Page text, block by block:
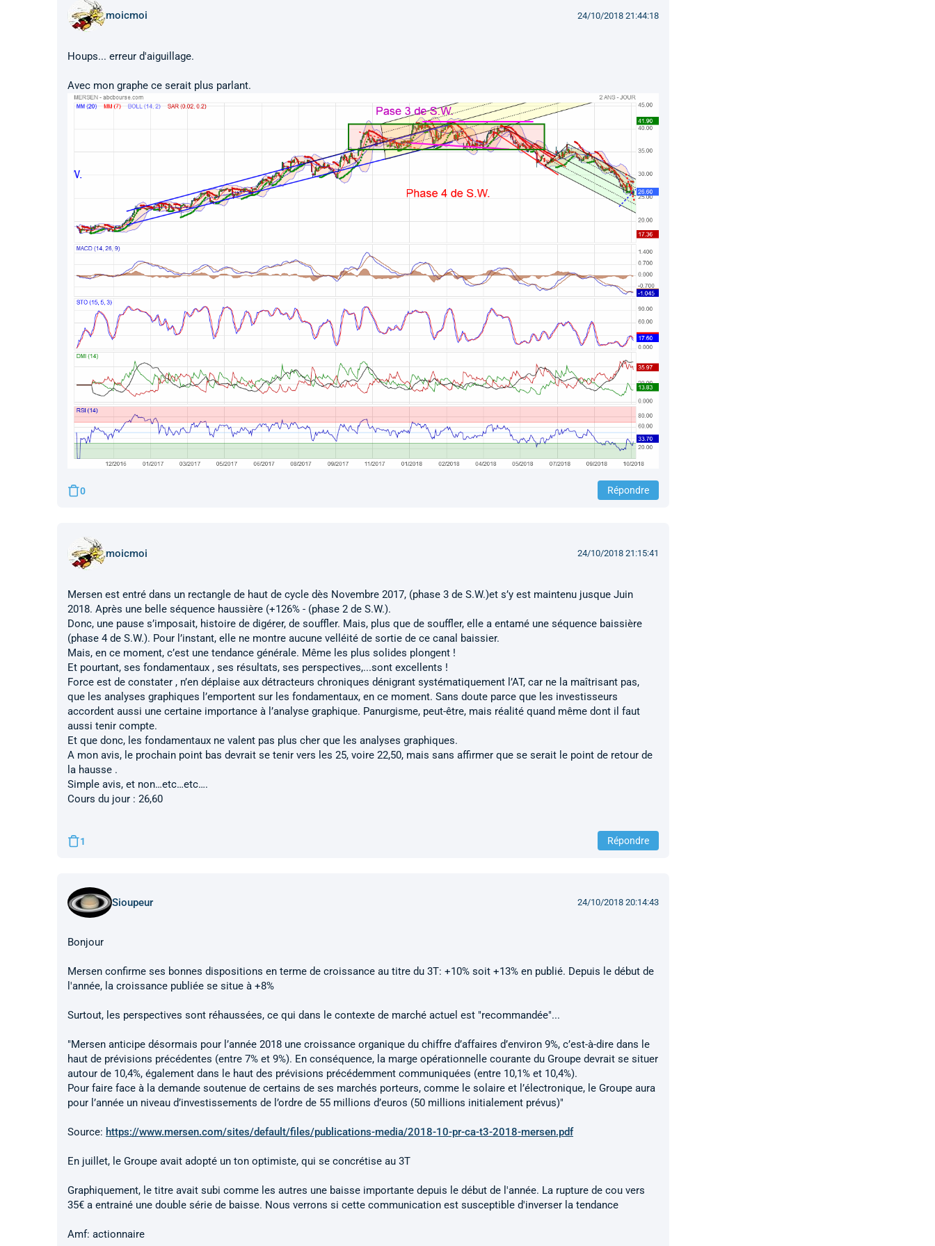
moicmoi 24/10/2018 21:44:18
Houps... erreur d'aiguillage.
Avec mon graphe ce serait plus parlant.
0 Répondre
moicmoi 24/10/2018 21:15:41
Mersen est entré dans un rectangle de haut de cycle dès Novembre 2017, (phase 3 de S.W.)et s’y est maintenu jusque Juin
2018. Après une belle séquence haussière (+126% - (phase 2 de S.W.).
Donc, une pause s’imposait, histoire de digérer, de souffler. Mais, plus que de souffler, elle a entamé une séquence baissière
(phase 4 de S.W.). Pour l’instant, elle ne montre aucune velléité de sortie de ce canal baissier.
Mais, en ce moment, c’est une tendance générale. Même les plus solides plongent !
Et pourtant, ses fondamentaux , ses résultats, ses perspectives,...sont excellents !
Force est de constater , n’en déplaise aux détracteurs chroniques dénigrant systématiquement l’AT, car ne la maîtrisant pas,
que les analyses graphiques l’emportent sur les fondamentaux, en ce moment. Sans doute parce que les investisseurs
accordent aussi une certaine importance à l’analyse graphique. Panurgisme, peut-être, mais réalité quand même dont il faut
aussi tenir compte.
Et que donc, les fondamentaux ne valent pas plus cher que les analyses graphiques.
A mon avis, le prochain point bas devrait se tenir vers les 25, voire 22,50, mais sans affirmer que se serait le point de retour de
la hausse .
Simple avis, et non…etc…etc….
Cours du jour : 26,60
1 Répondre
Sioupeur 24/10/2018 20:14:43
Bonjour
Mersen confirme ses bonnes dispositions en terme de croissance au titre du 3T: +10% soit +13% en publié. Depuis le début de
l'année, la croissance publiée se situe à +8%
Surtout, les perspectives sont réhaussées, ce qui dans le contexte de marché actuel est "recommandée"...
"Mersen anticipe désormais pour l’année 2018 une croissance organique du chiffre d’affaires d’environ 9%, c’est-à-dire dans le
haut de prévisions précédentes (entre 7% et 9%). En conséquence, la marge opérationnelle courante du Groupe devrait se situer
autour de 10,4%, également dans le haut des prévisions précédemment communiquées (entre 10,1% et 10,4%).
Pour faire face à la demande soutenue de certains de ses marchés porteurs, comme le solaire et l’électronique, le Groupe aura
pour l’année un niveau d’investissements de l’ordre de 55 millions d’euros (50 millions initialement prévus)"
Source: https://www.mersen.com/sites/default/files/publications-media/2018-10-pr-ca-t3-2018-mersen.pdf
En juillet, le Groupe avait adopté un ton optimiste, qui se concrétise au 3T
Graphiquement, le titre avait subi comme les autres une baisse importante depuis le début de l'année. La rupture de cou vers
35€ a entrainé une double série de baisse. Nous verrons si cette communication est susceptible d'inverser la tendance
Amf: actionnaire